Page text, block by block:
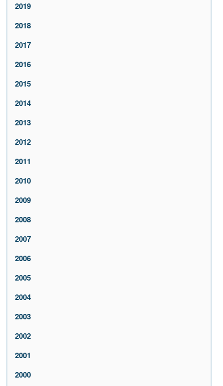
2019
2018
2017
2016
2015
2014
2013
2012
2011
2010
2009
2008
2007
2006
2005
2004
2003
2002
2001
2000